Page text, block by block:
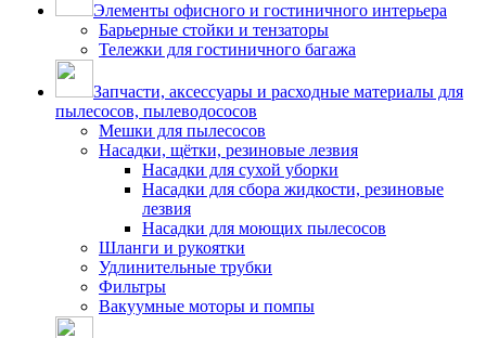
Элементы офисного и гостиничного интерьера
Барьерные стойки и тензаторы
Тележки для гостиничного багажа
Запчасти, аксессуары и расходные материалы для
пылесосов, пылеводососов
Мешки для пылесосов
Насадки, щётки, резиновые лезвия
Насадки для сухой уборки
Насадки для сбора жидкости, резиновые
лезвия
Насадки для моющих пылесосов
Шланги и рукоятки
Удлинительные трубки
Фильтры
Вакуумные моторы и помпы